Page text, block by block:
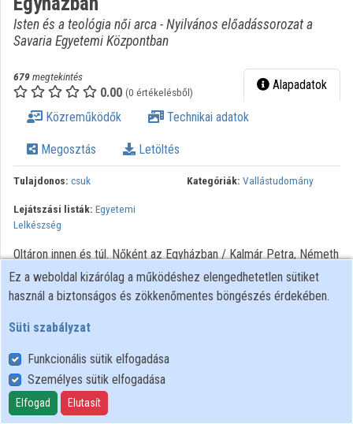
Intézményi felfedezés
Kategóriák
Intézményi listák
Intézmények
Közreműködők
Isten és a teológia női arca - Nyilvános előadássorozat a
Savaria Egyetemi Központban
679megtekintés
0.00 (0 értékelésből) Alapadatok
Közreműködők Technikai adatok
Megosztás Letöltés
Tulajdonos: csuk Kategóriák: Vallástudomány
Lejátszási listák: Egyetemi
Lelkészség
Oltáron innen és túl. Nőként az Egyházban / Kalmár Petra, Németh
Norbert. - Szombathely : ELTE SEK, 2017. Isten és a teológia női
arca előadássorozat - A Katolikus Egyetemi Lelkészség nyitott
Felhasználói szabályzat
Adatkezelési tájékoztató
Süti szabályzat
Ez a weboldal kizárólag a működéshez elengedhetetlen sütiket
használ a biztonságos és zökkenőmentes böngészés érdekében.
Süti szabályzat
Funkcionális sütik elfogadása
Személyes sütik elfogadása
Elfogad Elutasít